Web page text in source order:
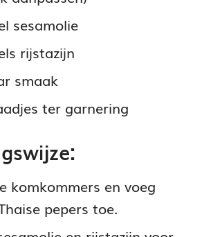
sesamolie
rijstazijn
smaak
ter garnering
komkommers en voeg
pepers toe.